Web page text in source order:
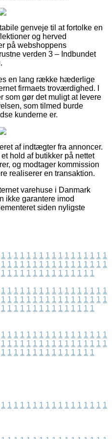
genveje til at fortolke en
og herved
på webshoppens
verden 3 – Indbundet
en lang række hæderlige
firmaets troværdighed. I
som gør det muligt at levere
som tilmed burde
kunderne er.
af indtægter fra annoncer.
hold af butikker på nettet
og modtager kommission
realiserer en transaktion.
varehuse i Danmark
ikke garantere imod
siden nyligste
1 1 1 1 1 1 1 1 1 1 1 1 1 1 1 1 1
1 1 1 1 1 1 1 1 1 1 1 1 1 1 1 1 1
1 1 1 1 1 1 1 1 1 1 1 1 1 1 1
1 1 1 1 1 1 1 1 1 1 1 1 1 1 1 1 1
1 1 1 1 1 1 1 1 1 1 1 1 1 1 1 1 1
1 1 1 1 1 1 1 1 1 1 1 1 1 1 1
1 1 1 1 1 1 1 1 1 1 1 1 1 1 1 1 1
1 1 1 1 1 1 1 1 1 1 1 1 1 1 1 1 1
1 1 1 1 1 1 1 1 1 1 1 1 1 1 1
1 1 1 1 1 1 1 1 1 1 1 1 1 1 1 1 1